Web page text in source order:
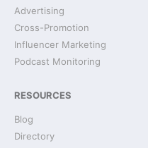
Advertising
Cross-Promotion
Influencer Marketing
Podcast Monitoring
RESOURCES
Blog
Directory